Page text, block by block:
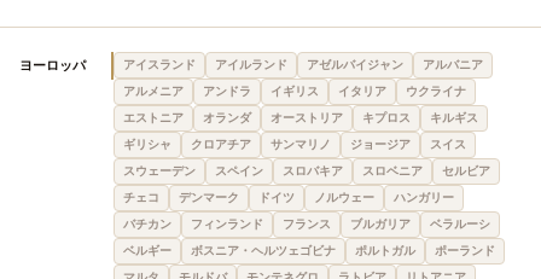
ヨーロッパ アイスランド アイルランド アゼルバイジャン
アルバニア
アルメニア
アンドラ イギリス イタリア
ウクライナ
エストニア
オランダ オーストリア キプロス
キルギス
ギリシャ
クロアチア サンマリノ ジョージア
スイス
スウェーデン
スペイン スロバキア スロベニア
セルビア
チェコ
デンマーク ドイツ ノルウェー
ハンガリー
バチカン
フィンランド フランス ブルガリア
ベラルーシ
ベルギー
ボスニア・ヘルツェゴビナ ポルトガル
ポーランド